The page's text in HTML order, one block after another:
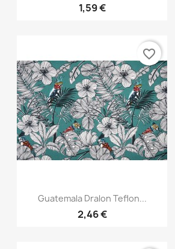
1,59 €
Aperçu rapide
Guatemala Dralon Teflon...
2,46 €
favorite_border